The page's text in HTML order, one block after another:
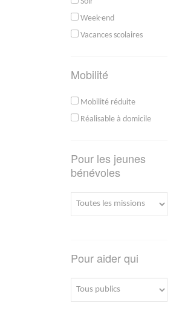
Week-end
Vacances scolaires
Mobilité
Mobilité réduite
Réalisable à domicile
Pour les jeunes
bénévoles
Pour aider qui